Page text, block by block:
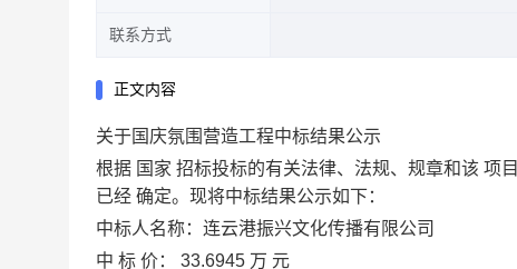
联系方式
正文内容
关于国庆氛围营造工程中标结果公示
根据 国家 招标投标的有关法律、法规、规章和该 项目
已经 确定。现将中标结果公示如下：
中标人名称：连云港振兴文化传播有限公司
中 标 价： 33.6945 万 元